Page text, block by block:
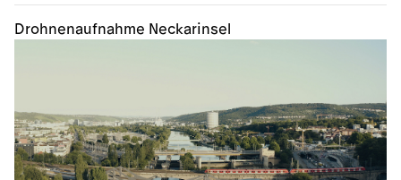
Drohnenaufnahme Neckarinsel